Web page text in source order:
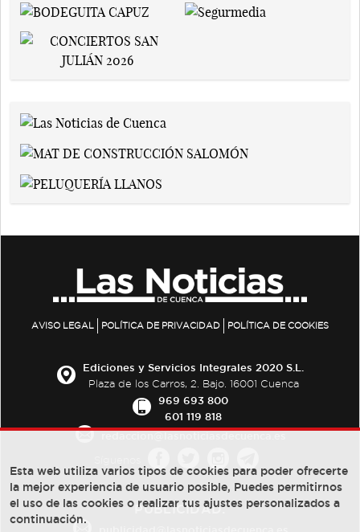
AVISO LEGAL POLÍTICA DE PRIVACIDAD POLÍTICA DE COOKIES
Ediciones y Servicios Integrales 2020 S.L.
Plaza de los Carros, 2. Bajo. 16001 Cuenca
969 693 800
601 119 818
PUBLICIDAD:
Esta web utiliza varios tipos de cookies para poder ofrecerte
la mejor experiencia de usuario posible, Puedes permitirnos
el uso de las cookies o realizar tus ajustes personalizados a
continuación.